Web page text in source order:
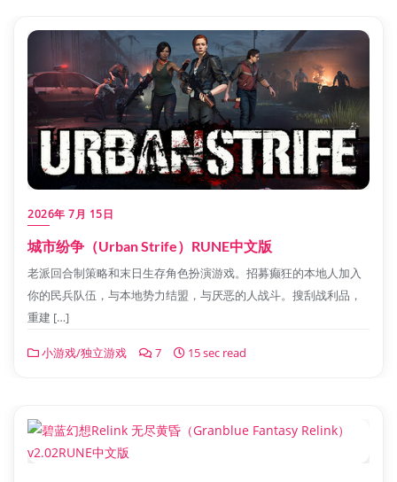
2026年 7月 15日
城市纷争（Urban Strife）RUNE中文版
老派回合制策略和末日生存角色扮演游戏。招募癫狂的本地人加入
你的民兵队伍，与本地势力结盟，与厌恶的人战斗。搜刮战利品，
重建 […]
小游戏/独立游戏 7 15 sec read